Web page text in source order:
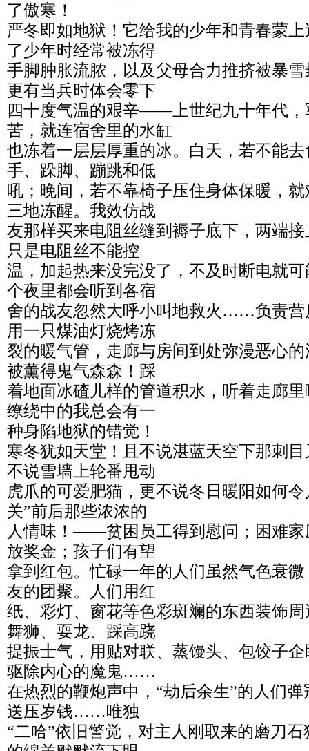
了傲寒！
严冬即如地狱！它给我的少年和青春蒙
了少年时经常被冻得
手脚肿胀流脓，以及父母合力推挤被暴
更有当兵时体会零下
四十度气温的艰辛——上世纪九十年代，
苦，就连宿舍里的水缸
也冻着一层层厚重的冰。白天，若不能
手、跺脚、蹦跳和低
吼；晚间，若不靠椅子压住身体保暖，
三地冻醒。我效仿战
友那样买来电阻丝缝到褥子底下，两端
只是电阻丝不能控
温，加起热来没完没了，不及时断电就
个夜里都会听到各宿
舍的战友忽然大呼小叫地救火……负责营
用一只煤油灯烧烤冻
裂的暖气管，走廊与房间到处弥漫恶心
被薰得鬼气森森！踩
着地面冰碴儿样的管道积水，听着走廊
缭绕中的我总会有一
种身陷地狱的错觉！
寒冬犹如天堂！且不说湛蓝天空下那刺
不说雪墙上轮番甩动
虎爪的可爱肥猫，更不说冬日暖阳如何
关”前后那些浓浓的
人情味！——贫困员工得到慰问；困难家
放奖金；孩子们有望
拿到红包。忙碌一年的人们虽然气色衰
友的团聚。人们用红
纸、彩灯、窗花等色彩斑斓的东西装饰
舞狮、耍龙、踩高跷
提振士气，用贴对联、蒸馒头、包饺子
驱除内心的魔鬼……
在热烈的鞭炮声中，“劫后余生”的人们
送压岁钱……唯独
“二哈”依旧警觉，对主人刚取来的磨刀